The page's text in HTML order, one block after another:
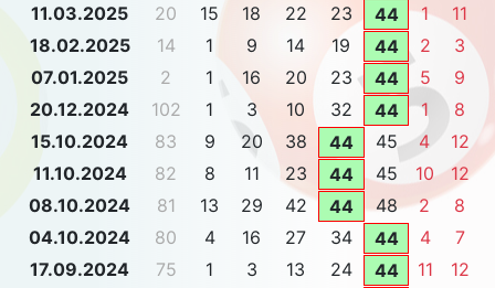
11.03.2025
20 15 18 22 23 44 1
11
18.02.2025
14 1 9 14 19 44 2
3
07.01.2025
2 1 16 20 23 44 5
9
20.12.2024
102 1 3 10 32 44 1
8
15.10.2024
83 9 20 38 44 45 4
12
11.10.2024
82 8 11 23 44 45 10
12
08.10.2024
81 13 29 42 44 48 2
8
04.10.2024
80 4 16 27 34 44 4
7
17.09.2024
75 1 3 13 24 44 11
12